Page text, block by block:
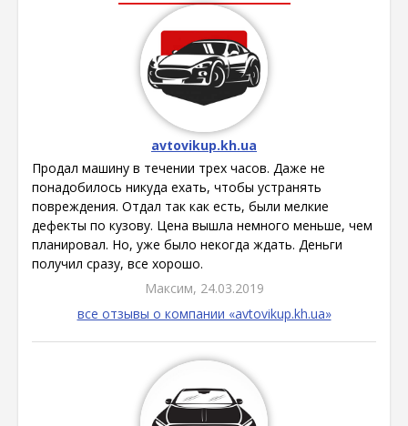
avtovikup.kh.ua
Продал машину в течении трех часов. Даже не
понадобилось никуда ехать, чтобы устранять
повреждения. Отдал так как есть, были мелкие
дефекты по кузову. Цена вышла немного меньше, чем
планировал. Но, уже было некогда ждать. Деньги
получил сразу, все хорошо.
Максим, 24.03.2019
все отзывы о компании «avtovikup.kh.ua»